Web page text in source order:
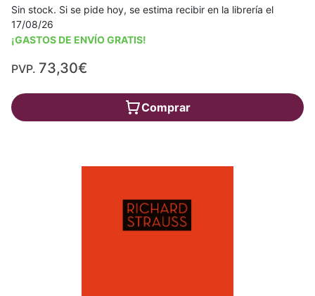
Sin stock. Si se pide hoy, se estima recibir en la librería el
17/08/26
¡GASTOS DE ENVÍO GRATIS!
PVP. 73,30€
Comprar